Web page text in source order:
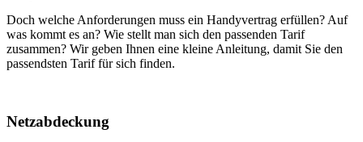
Doch welche Anforderungen muss ein Handyvertrag erfüllen? Auf
was kommt es an? Wie stellt man sich den passenden Tarif
zusammen? Wir geben Ihnen eine kleine Anleitung, damit Sie den
passendsten Tarif für sich finden.
Netzabdeckung